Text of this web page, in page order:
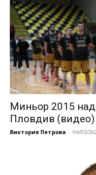
Миньор 2015
Пловдив (видео)
Виктория Петрова - 04/03/